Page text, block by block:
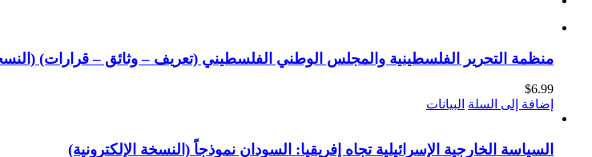
منظمة التحرير الفلسطينية والمجلس الوطني الفلسطيني (تعريف – وثائق – قرارات)
$6.99
إضافة إلى السلة البيانات
السياسة الخارجية الإسرائيلية تجاه إفريقيا: السودان نموذجاً (النسخة الإلكترونية)